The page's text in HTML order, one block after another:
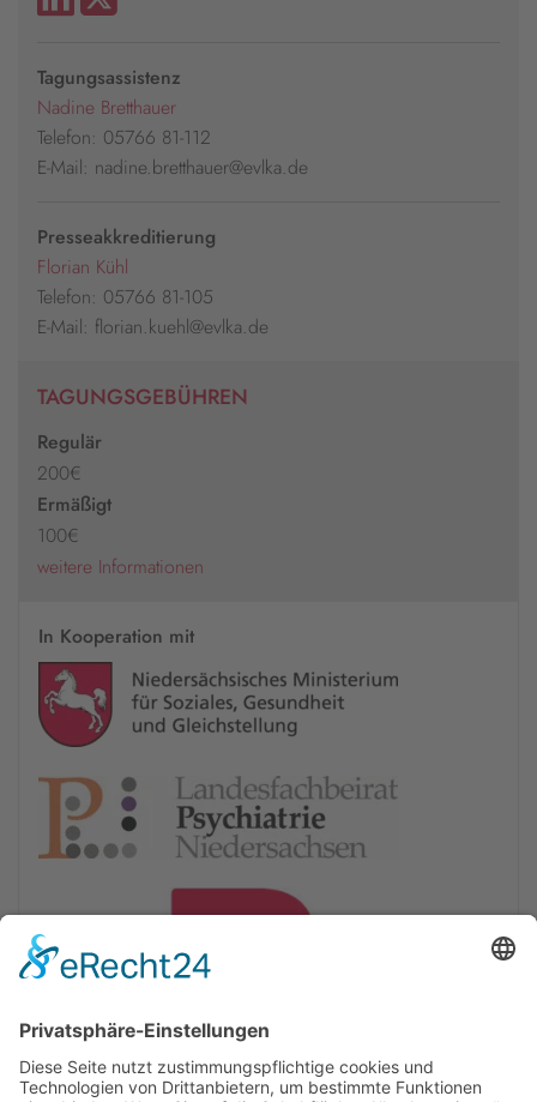
Tagungsassistenz
Nadine Bretthauer
Telefon: 05766 81-112
E-Mail: nadine.bretthauer@evlka.de
Presseakkreditierung
Florian Kühl
Telefon: 05766 81-105
E-Mail: florian.kuehl@evlka.de
TAGUNGSGEBÜHREN
Regulär
200€
Ermäßigt
100€
weitere Informationen
In Kooperation mit